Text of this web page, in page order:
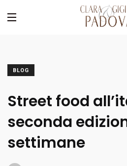
BLOG
Street food
seconda
settimane